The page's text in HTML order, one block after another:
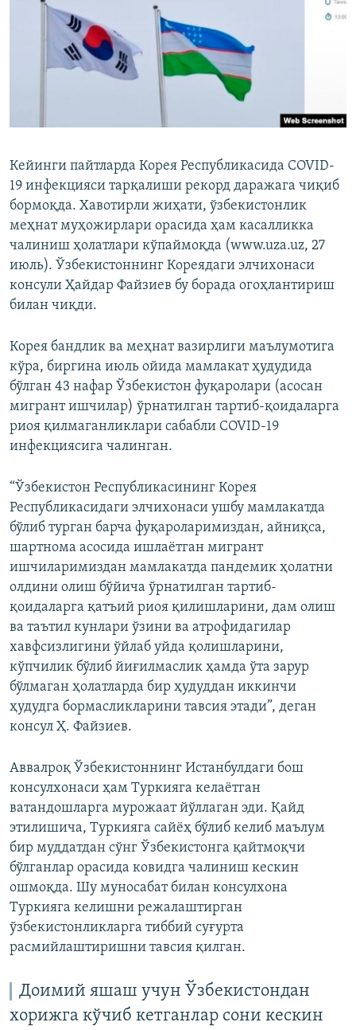
Кейинги пайтларда Корея Республикасида COVID-
19 инфекцияси тарқалиши рекорд даражага чиқиб
бормоқда. Хавотирли жиҳати, ўзбекистонлик
меҳнат муҳожирлари орасида ҳам касалликка
чалиниш ҳолатлари кўпаймоқда (www.uza.uz, 27
июль). Ўзбекистоннинг Кореядаги элчихонаси
консули Ҳайдар Файзиев бу борада огоҳлантириш
билан чиқди.
Корея бандлик ва меҳнат вазирлиги маълумотига
кўра, биргина июль ойида мамлакат ҳудудида
бўлган 43 нафар Ўзбекистон фуқаролари (асосан
мигрант ишчилар) ўрнатилган тартиб-қоидаларга
риоя қилмаганликлари сабабли COVID-19
инфекциясига чалинган.
“Ўзбекистон Республикасининг Корея
Республикасидаги элчихонаси ушбу мамлакатда
бўлиб турган барча фуқароларимиздан, айниқса,
шартнома асосида ишлаётган мигрант
ишчиларимиздан мамлакатда пандемик ҳолатни
олдини олиш бўйича ўрнатилган тартиб-
қоидаларга қатъий риоя қилишларини, дам олиш
ва таътил кунлари ўзини ва атрофидагилар
хавфсизлигини ўйлаб уйда қолишларини,
кўпчилик бўлиб йиғилмаслик ҳамда ўта зарур
бўлмаган ҳолатларда бир ҳудуддан иккинчи
ҳудудга бормасликларини тавсия этади”, деган
консул Ҳ. Файзиев.
Аввалроқ Ўзбекистоннинг Истанбулдаги бош
консулхонаси ҳам Туркияга келаётган
ватандошларга мурожаат йўллаган эди. Қайд
этилишича, Туркияга сайёҳ бўлиб келиб маълум
бир муддатдан сўнг Ўзбекистонга қайтмоқчи
бўлганлар орасида ковидга чалиниш кескин
ошмоқда. Шу муносабат билан консулхона
Туркияга келишни режалаштирган
ўзбекистонликларга тиббий суғурта
расмийлаштиришни тавсия қилган.
Доимий яшаш учун Ўзбекистондан
хорижга кўчиб кетганлар сони кескин